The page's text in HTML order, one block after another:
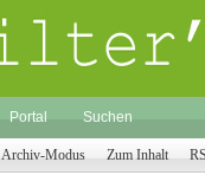
Portal Suchen
Archiv-Modus Zum Inhalt